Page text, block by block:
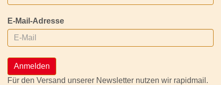
E-Mail-Adresse
Anmelden
Für den Versand unserer Newsletter nutzen wir rapidmail.